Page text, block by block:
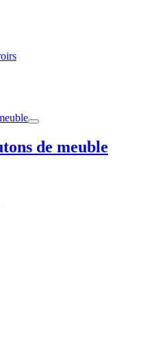
de meuble